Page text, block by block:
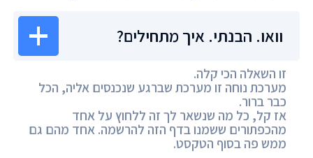
וואו. הבנתי. איך מתחילים?
זו השאלה הכי קלה.
מערכת נוחה זו מערכת שברגע שנכנסים אליה, הכל
כבר ברור.
אז קל, כל מה שנשאר לך זה ללחוץ על אחד
מהכפתורים ששמנו בדף הזה להרשמה. אחד מהם גם
ממש פה בסוף הטקסט.